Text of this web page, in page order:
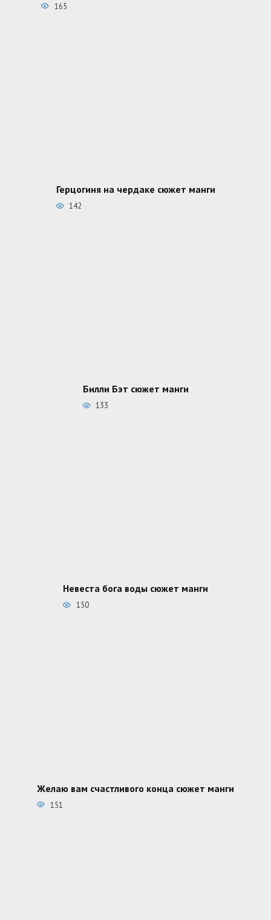
165
Герцогиня на чердаке сюжет манги
142
Билли Бэт сюжет манги
133
Невеста бога воды сюжет манги
150
Желаю вам счастливого конца сюжет манги
151